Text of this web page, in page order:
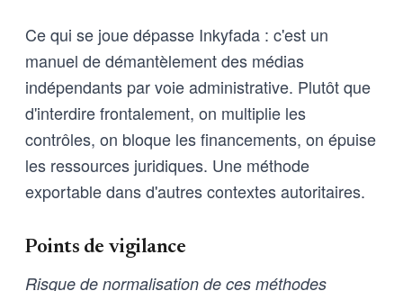
Ce qui se joue dépasse Inkyfada : c'est un
manuel de démantèlement des médias
indépendants par voie administrative. Plutôt que
d'interdire frontalement, on multiplie les
contrôles, on bloque les financements, on épuise
les ressources juridiques. Une méthode
exportable dans d'autres contextes autoritaires.
Points de vigilance
Risque de normalisation de ces méthodes